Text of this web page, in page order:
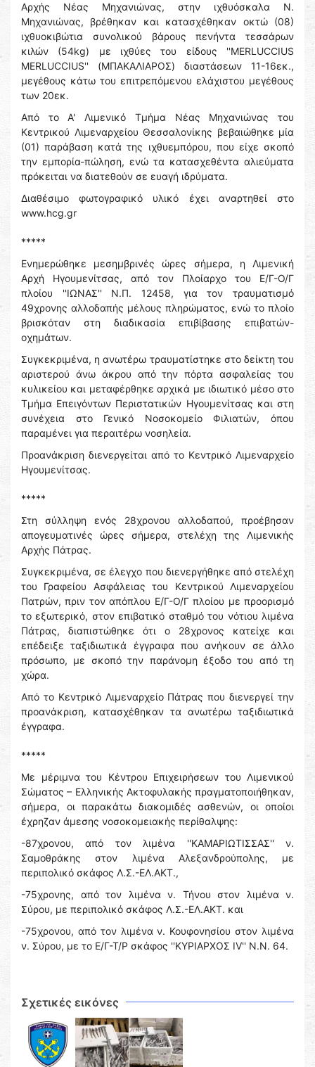
Αρχής Νέας Μηχανιώνας, στην ιχθυόσκαλα Ν.
Μηχανιώνας, βρέθηκαν και κατασχέθηκαν οκτώ (08)
ιχθυοκιβώτια συνολικού βάρους πενήντα τεσσάρων
κιλών (54kg) με ιχθύες του είδους ''MERLUCCIUS
MERLUCCIUS'' (ΜΠΑΚΑΛΙΑΡΟΣ) διαστάσεων 11-16εκ.,
μεγέθους κάτω του επιτρεπόμενου ελάχιστου μεγέθους
των 20εκ.
Από το Α' Λιμενικό Τμήμα Νέας Μηχανιώνας του
Κεντρικού Λιμεναρχείου Θεσσαλονίκης βεβαιώθηκε μία
(01) παράβαση κατά της ιχθυεμπόρου, που είχε σκοπό
την εμπορία-πώληση, ενώ τα κατασχεθέντα αλιεύματα
πρόκειται να διατεθούν σε ευαγή ιδρύματα.
Διαθέσιμο φωτογραφικό υλικό έχει αναρτηθεί στο
www.hcg.gr
*****
Ενημερώθηκε μεσημβρινές ώρες σήμερα, η Λιμενική
Αρχή Ηγουμενίτσας, από τον Πλοίαρχο του Ε/Γ-Ο/Γ
πλοίου ''ΙΩΝΑΣ'' Ν.Π. 12458, για τον τραυματισμό
49χρονης αλλοδαπής μέλους πληρώματος, ενώ το πλοίο
βρισκόταν στη διαδικασία επιβίβασης επιβατών-
οχημάτων.
Συγκεκριμένα, η ανωτέρω τραυματίστηκε στο δείκτη του
αριστερού άνω άκρου από την πόρτα ασφαλείας του
κυλικείου και μεταφέρθηκε αρχικά με ιδιωτικό μέσο στο
Τμήμα Επειγόντων Περιστατικών Ηγουμενίτσας και στη
συνέχεια στο Γενικό Νοσοκομείο Φιλιατών, όπου
παραμένει για περαιτέρω νοσηλεία.
Προανάκριση διενεργείται από το Κεντρικό Λιμεναρχείο
Ηγουμενίτσας.
*****
Στη σύλληψη ενός 28χρονου αλλοδαπού, προέβησαν
απογευματινές ώρες σήμερα, στελέχη της Λιμενικής
Αρχής Πάτρας.
Συγκεκριμένα, σε έλεγχο που διενεργήθηκε από στελέχη
του Γραφείου Ασφάλειας του Κεντρικού Λιμεναρχείου
Πατρών, πριν τον απόπλου Ε/Γ-Ο/Γ πλοίου με προορισμό
το εξωτερικό, στον επιβατικό σταθμό του νότιου λιμένα
Πάτρας, διαπιστώθηκε ότι ο 28χρονος κατείχε και
επέδειξε ταξιδιωτικά έγγραφα που ανήκουν σε άλλο
πρόσωπο, με σκοπό την παράνομη έξοδο του από τη
χώρα.
Από το Κεντρικό Λιμεναρχείο Πάτρας που διενεργεί την
προανάκριση, κατασχέθηκαν τα ανωτέρω ταξιδιωτικά
έγγραφα.
*****
Με μέριμνα του Κέντρου Επιχειρήσεων του Λιμενικού
Σώματος – Ελληνικής Ακτοφυλακής πραγματοποιήθηκαν,
σήμερα, οι παρακάτω διακομιδές ασθενών, οι οποίοι
έχρηζαν άμεσης νοσοκομειακής περίθαλψης:
-87χρονου, από τον λιμένα ''ΚΑΜΑΡΙΩΤΙΣΣΑΣ'' ν.
Σαμοθράκης στον λιμένα Αλεξανδρούπολης, με
περιπολικό σκάφος Λ.Σ.-ΕΛ.ΑΚΤ.,
-75χρονης, από τον λιμένα ν. Τήνου στον λιμένα ν.
Σύρου, με περιπολικό σκάφος Λ.Σ.-ΕΛ.ΑΚΤ. και
-75χρονου, από τον λιμένα ν. Κουφονησίου στον λιμένα
ν. Σύρου, με το Ε/Γ-Τ/Ρ σκάφος ''ΚΥΡΙΑΡΧΟΣ IV'' Ν.Ν. 64.
Σχετικές εικόνες